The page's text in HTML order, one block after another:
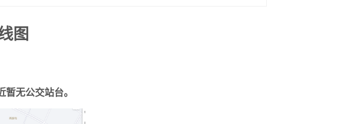
图
暂无公交站台。